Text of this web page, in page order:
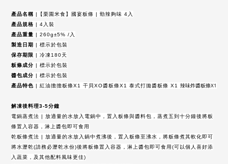
產品名稱 |【栗園米食】國宴粄條 | 勁辣夠味 4入
產品規格 | 4入裝
產品重量 | 260g±5% /入
製造日期 | 標示於包裝
保存期限 | 冷凍180天
粄條成分 | 標示於包裝
醬包成分 | 標示於包裝
產品特色 | 紅油擔擔粄條X1 干貝XO醬粄條X1 泰式打拋醬粄條 X1 辣味炸醬粄條X1
解凍後料理3-5分鐘
電鍋蒸煮法 | 放適量的水放入電鍋中，置入粄條與醬料包，蒸煮五到十分鐘後將粄
條置入容器，淋上醬包即可食用​​
乾粄條煮法 | 放適量的水放入鍋中煮沸後，置入粄條至沸水，將粄條煮其軟化即可
將水瀝乾(請務必瀝乾水份)後將粄條置入容器，淋上醬包即可食用(可以個人喜好添
入蔬菜，及其他配料風味更佳)